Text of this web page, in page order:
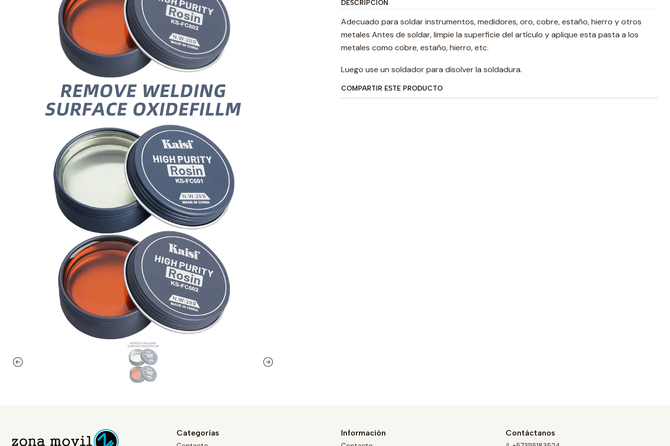
DESCRIPCIÓN
Adecuado para soldar instrumentos, medidores, oro, cobre, estaño, hierro y otros
metales Antes de soldar, limpie la superficie del artículo y aplique esta pasta a los
metales como cobre, estaño, hierro, etc.
Luego use un soldador para disolver la soldadura.
COMPARTIR ESTE PRODUCTO
Categorías Información Contáctanos